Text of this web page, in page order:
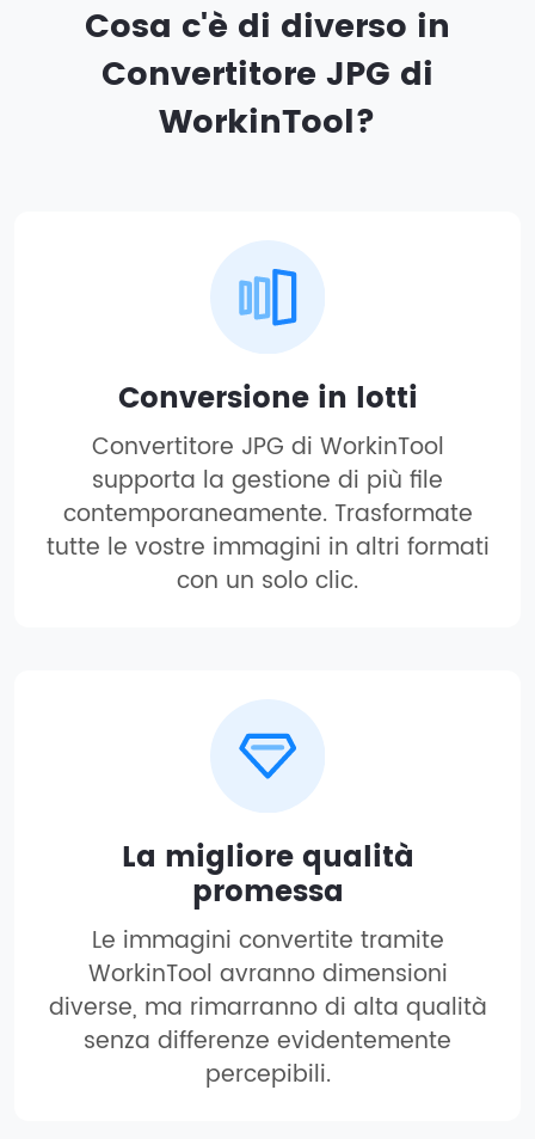
Cosa c'è di diverso in
Convertitore JPG di
WorkinTool?
Conversione in lotti
Convertitore JPG di WorkinTool
supporta la gestione di più file
contemporaneamente. Trasformate
tutte le vostre immagini in altri formati
con un solo clic.
La migliore qualità
promessa
Le immagini convertite tramite
WorkinTool avranno dimensioni
diverse, ma rimarranno di alta qualità
senza differenze evidentemente
percepibili.